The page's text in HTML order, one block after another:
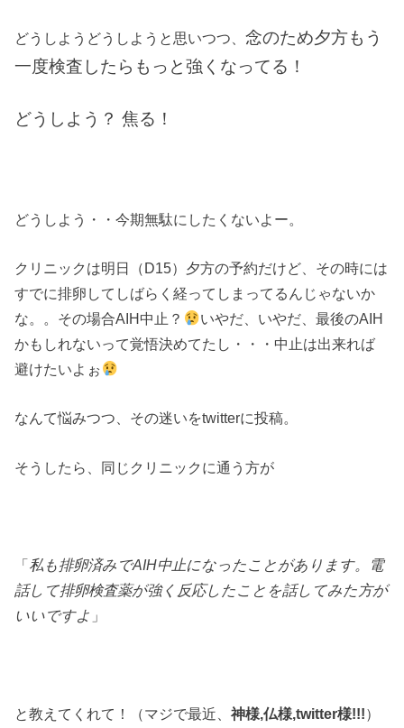
どうしようどうしようと思いつつ、念のため夕方もう
一度検査したらもっと強くなってる！
どうしよう？焦る！
どうしよう・・今期無駄にしたくないよー。
クリニックは明日（D15）夕方の予約だけど、その時には
すでに排卵してしばらく経ってしまってるんじゃないか
な。。その場合AIH中止？
いやだ、いやだ、最後のAIH
かもしれないって覚悟決めてたし・・・中止は出来れば
避けたいよぉ
なんて悩みつつ、その迷いをtwitterに投稿。
そうしたら、同じクリニックに通う方が
「 私も排卵済みでAIH中止になったことがあります。電
話して排卵検査薬が強く反応したことを話してみた方が
いいですよ 」
と教えてくれて！（マジで最近、神様,仏様,twitter様!!!）